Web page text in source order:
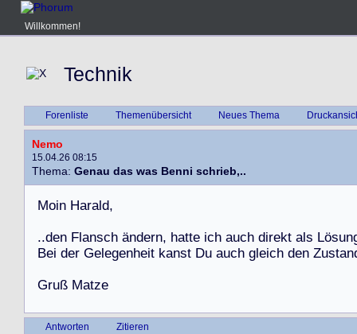
Willkommen!
Technik
Forenliste Themenübersicht Neues Thema
Nemo
15.04.26 08:15
Thema: Genau das was Benni schrieb,..
Moin Harald,
..den Flansch ändern, hatte ich auch direkt als Lösun
Bei der Gelegenheit kanst Du auch gleich den Zustan
Gruß Matze
Antworten Zitieren